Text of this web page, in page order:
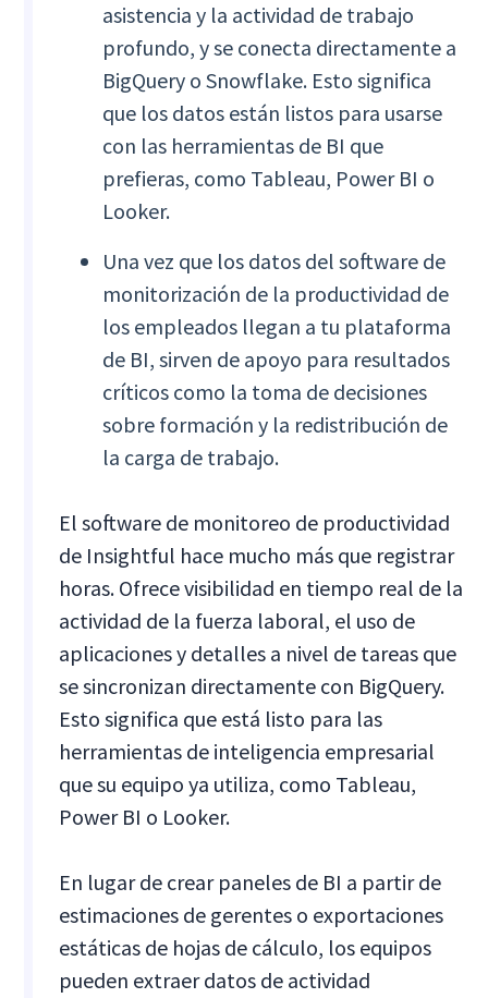
asistencia y la actividad de trabajo
profundo, y se conecta directamente a
BigQuery o Snowflake. Esto significa
que los datos están listos para usarse
con las herramientas de BI que
prefieras, como Tableau, Power BI o
Looker.
Una vez que los datos del software de
monitorización de la productividad de
los empleados llegan a tu plataforma
de BI, sirven de apoyo para resultados
críticos como la toma de decisiones
sobre formación y la redistribución de
la carga de trabajo.
El software de monitoreo de productividad
de Insightful hace mucho más que registrar
horas. Ofrece visibilidad en tiempo real de la
actividad de la fuerza laboral, el uso de
aplicaciones y detalles a nivel de tareas que
se sincronizan directamente con BigQuery.
Esto significa que está listo para las
herramientas de inteligencia empresarial
que su equipo ya utiliza, como Tableau,
Power BI o Looker.
En lugar de crear paneles de BI a partir de
estimaciones de gerentes o exportaciones
estáticas de hojas de cálculo, los equipos
pueden extraer datos de actividad